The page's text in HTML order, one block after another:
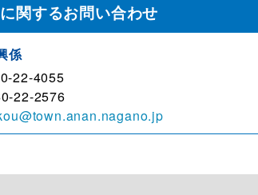
関するお問い合わせ
係
22-4055
22-2576